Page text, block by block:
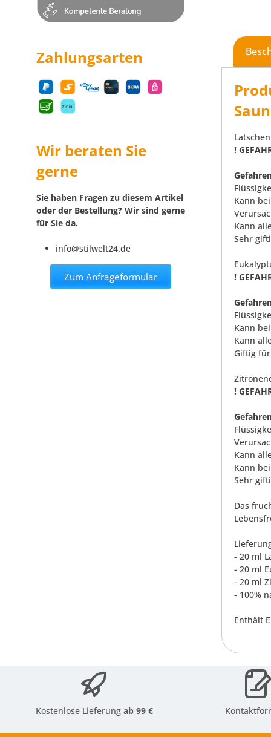
Zahlungsarten
Wir beraten Sie
gerne
Sie haben Fragen zu diesem Artikel
oder der Bestellung? Wir sind gerne
für Sie da.
info@stilwelt24.de
Zum Anfrageformular
!
Kann
Kann
Sehr
!
Kann
Kann
Giftig
!
Kann
Kann
Sehr
Das
- 20 ml
- 20 ml
- 20 ml
- 100%
Enthält
Kostenlose Lieferungab 99 €